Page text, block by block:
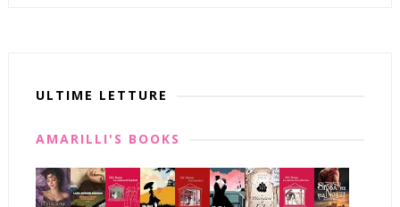
ULTIME LETTURE
AMARILLI'S BOOKS